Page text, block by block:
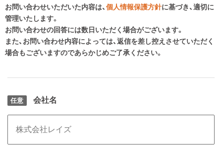
g
t
お問い合わせいただいた内容は、個人情報保護方針に基づき、適切に
管理いたします。
お問い合わせの回答には数日いただく場合がございます。
また、お問い合わせ内容によっては、返信を差し控えさせていただく
場合もございますのであらかじめご了承ください。
任意 会社名